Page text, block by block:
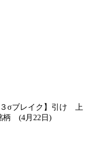
σブレイク】引け 上
柄 (4月22日)